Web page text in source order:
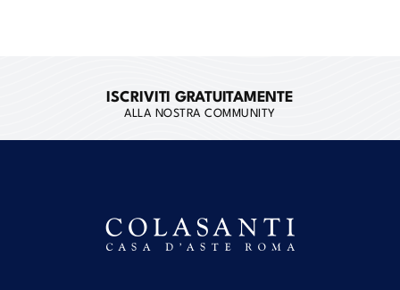
ISCRIVITI GRATUITAMENTE
ALLA NOSTRA COMMUNITY